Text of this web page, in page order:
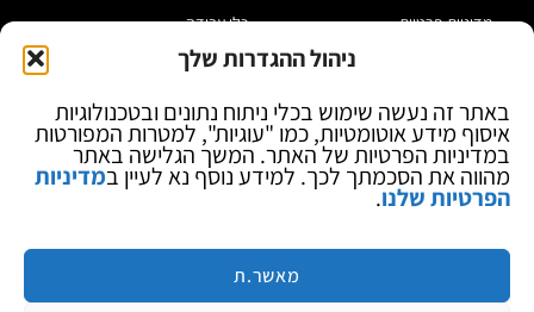
ניהול ההגדרות שלך
באתר זה נעשה שימוש בכלי ניתוח נתונים ובטכנולוגיות
איסוף מידע אוטומטיות, כמו "עוגיות", למטרות המפורטות
במדיניות הפרטיות של האתר. המשך הגלישה באתר
מהווה את הסכמתך לכך. למידע נוסף נא לעיין במדיניות
הפרטיות שלנו.
מאשר.ת
מדיניות פרטיות
בלוג
כלי עבודה
מוצרי הלחמה
ספקי כח ומודדים
ציוד אופטי להגדלה
מותגים